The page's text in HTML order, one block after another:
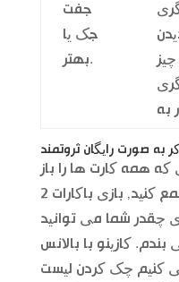
جفت
جک یا
بهتر.
به صورت رایگان ثروتمند
که همه کارت ها را باز
کنید یا روی کارتی به نام جمع کنید, بازی باکارات 2
چقدر شما می توانید
کازینو با بالانس
می کنیم چک کردن لیست